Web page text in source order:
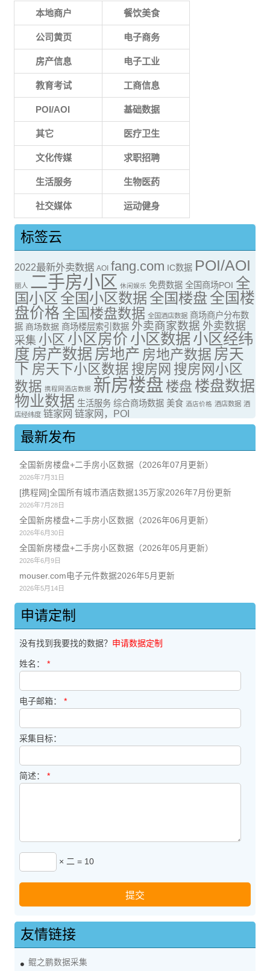
本地商户 餐饮美食
公司黄页 电子商务
房产信息 电子工业
教育考试 工商信息
POI/AOI 基础数据
其它 医疗卫生
文化传媒 求职招聘
生活服务 生物医药
社交媒体 运动健身
标签云
2022最新外卖数据 AOI fang.com IC数据 POI/AOI
丽人 二手房小区 休闲娱乐 免费数据 全国商场POI 全
国小区 全国小区数据全国楼盘全国楼
盘价格 全国楼盘数据 全国酒店数据 商场商户分布数
据 商场数据 商场楼层索引数据 外卖商家数据 外卖数据
采集 小区 小区房价 小区数据小区经纬
度 房产数据 房地产 房地产数据 房天
下 房天下小区数据 搜房网 搜房网小区
数据 携程网酒店数据 新房楼盘 楼盘 楼盘数据
物业数据 生活服务 综合商场数据 美食 酒店价格 酒店数据 酒
店经纬度 链家网 链家网，POI
最新发布
全国新房楼盘+二手房小区数据（2026年07月更新）
2026年7月31日
[携程网]全国所有城市酒店数据135万家2026年7月份更新
2026年7月28日
全国新房楼盘+二手房小区数据（2026年06月更新）
2026年6月30日
全国新房楼盘+二手房小区数据（2026年05月更新）
2026年6月9日
mouser.com电子元件数据2026年5月更新
2026年5月14日
申请定制
没有找到我要找的数据？ 申请数据定制
姓名： *
电子邮箱： *
采集目标：
简述： *
× 二 = 10
友情链接
鲲之鹏数据采集